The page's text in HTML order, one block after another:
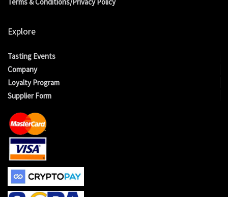
Explore
Tasting Events
Company
Loyalty Program
Supplier Form